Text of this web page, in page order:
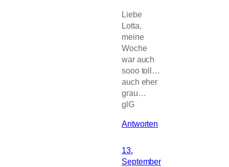
Liebe
Lotta,
meine
Woche
war auch
sooo toll…
auch eher
grau…
glG
Antworten
13.
September